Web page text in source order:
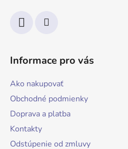
Informace pro vás
Ako nakupovať
Obchodné podmienky
Doprava a platba
Kontakty
Odstúpenie od zmluvy